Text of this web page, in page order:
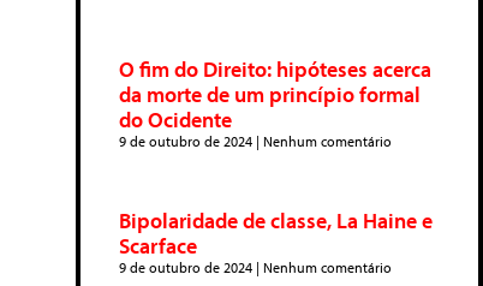
O fim do Direito: hipóteses acerca
da morte de um princípio formal
do Ocidente
9 de outubro de 2024 Nenhum comentário
Bipolaridade de classe, La Haine e
Scarface
9 de outubro de 2024 Nenhum comentário